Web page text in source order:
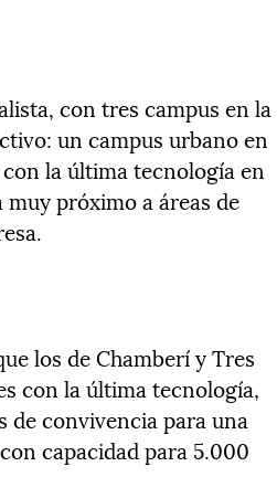
con tres campus en la
un campus urbano en
la última tecnología en
próximo a áreas de
los de Chamberí y Tres
con la última tecnología,
de convivencia para una
con capacidad para 5.000